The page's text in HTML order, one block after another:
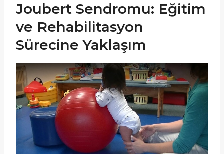
Joubert Sendromu: Eğitim
ve Rehabilitasyon
Sürecine Yaklaşım